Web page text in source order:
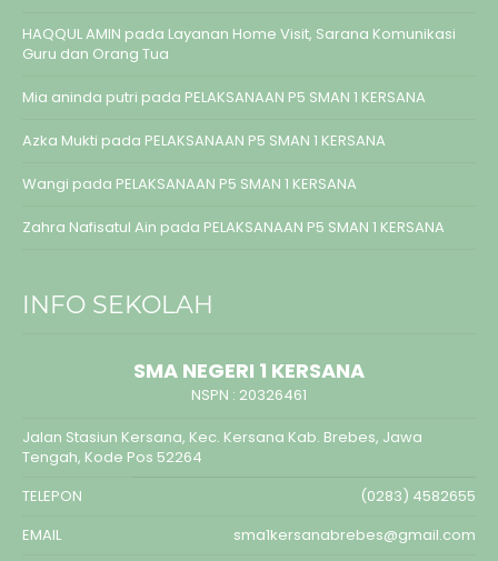
HAQQUL AMIN pada Layanan Home Visit, Sarana Komunikasi
Guru dan Orang Tua
Mia aninda putri pada PELAKSANAAN P5 SMAN 1 KERSANA
Azka Mukti pada PELAKSANAAN P5 SMAN 1 KERSANA
Wangi pada PELAKSANAAN P5 SMAN 1 KERSANA
Zahra Nafisatul Ain pada PELAKSANAAN P5 SMAN 1 KERSANA
INFO SEKOLAH
SMA NEGERI 1 KERSANA
NSPN : 20326461
Jalan Stasiun Kersana, Kec. Kersana Kab. Brebes, Jawa
Tengah, Kode Pos 52264
TELEPON
(0283) 4582655
EMAIL
sma1kersanabrebes@gmail.com